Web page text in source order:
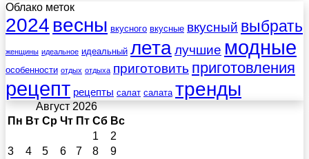
Облако меток
2024 весны вкусного вкусные вкусный выбрать
женщины идеальное идеальный леталучшие модные
особенности отдых отдыха приготовить приготовления
рецепт рецепты салат салата тренды
Август 2026
Пн Вт Ср Чт Пт Сб Вс
1
2
3
4 5 6 7 8
9